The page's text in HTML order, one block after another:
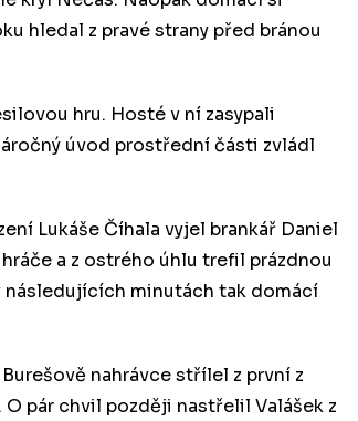
hledal z pravé strany před bránou
hru. Hosté v ní zasypali
úvod prostřední části zvládl
Lukáše Číhala vyjel brankář Daniel
a z ostrého úhlu trefil prázdnou
následujících minutách tak domácí
nahrávce střílel z první z
pár chvil později nastřelil Valášek z